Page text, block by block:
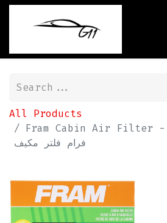
All Products
Fram Cabin Air Filter -
فرام فلتر مكيف